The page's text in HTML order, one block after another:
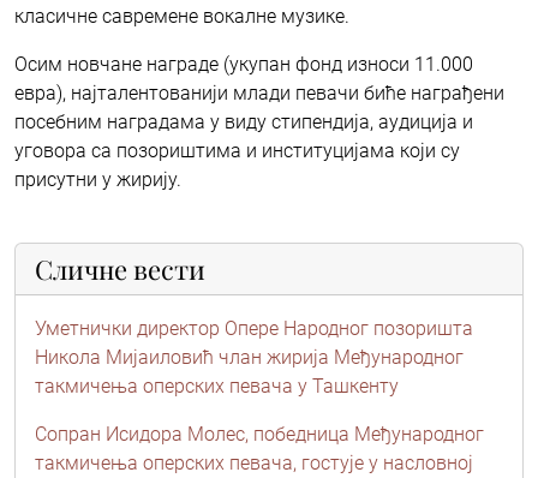
класичне савремене вокалне музике.
Осим новчане награде (укупан фонд износи 11.000
евра), најталентованији млади певачи биће награђени
посебним наградама у виду стипендија, аудиција и
уговора са позориштима и институцијама који су
присутни у жирију.
Сличне вести
Уметнички директор Опере Народног позоришта
Никола Мијаиловић члан жирија Међународног
такмичења оперских певача у Ташкенту
Сопран Исидора Молес, победница Међународног
такмичења оперских певача, гостује у насловној